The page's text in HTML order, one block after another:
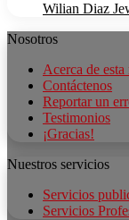
Wilian Diaz
Nosotros
Acerca de esta
Contáctenos
Reportar un
Testimonios
¡Gracias!
Nuestros servicios
Servicios
Servicios